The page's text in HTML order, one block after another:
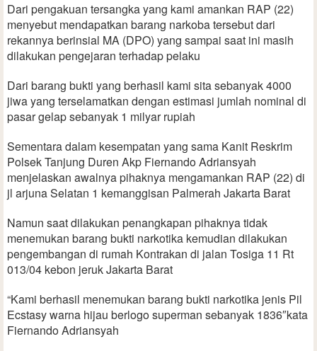
Dari pengakuan tersangka yang kami amankan RAP (22)
menyebut mendapatkan barang narkoba tersebut dari
rekannya berinsial MA (DPO) yang sampai saat ini masih
dilakukan pengejaran terhadap pelaku
Dari barang bukti yang berhasil kami sita sebanyak 4000
jiwa yang terselamatkan dengan estimasi jumlah nominal di
pasar gelap sebanyak 1 milyar rupiah
Sementara dalam kesempatan yang sama Kanit Reskrim
Polsek Tanjung Duren Akp Fiernando Adriansyah
menjelaskan awalnya pihaknya mengamankan RAP (22) di
jl arjuna Selatan 1 kemanggisan Palmerah Jakarta Barat
Namun saat dilakukan penangkapan pihaknya tidak
menemukan barang bukti narkotika kemudian dilakukan
pengembangan di rumah Kontrakan di jalan Tosiga 11 Rt
013/04 kebon jeruk Jakarta Barat
“Kami berhasil menemukan barang bukti narkotika jenis Pil
Ecstasy warna hijau berlogo superman sebanyak 1836″kata
Fiernando Adriansyah